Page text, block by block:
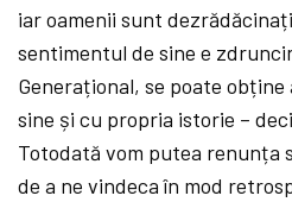
iar oamenii sunt
sentimentul de sine e
Generațional, se poate
sine și cu propria istorie –
Totodată vom putea renunța
de a ne vindeca în mod